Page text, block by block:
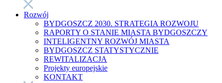
Rozwój
BYDGOSZCZ 2030. STRATEGIA ROZWOJU
RAPORTY O STANIE MIASTA BYDGOSZCZY
INTELIGENTNY ROZWÓJ MIASTA
BYDGOSZCZ STATYSTYCZNIE
REWITALIZACJA
Projekty europejskie
KONTAKT